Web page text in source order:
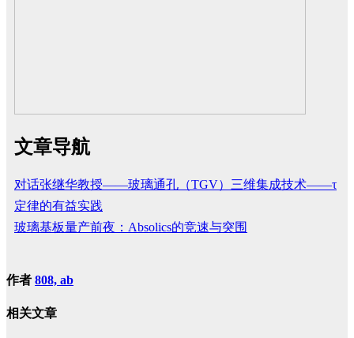
文章导航
对话张继华教授——玻璃通孔（TGV）三维集成技术——τ
定律的有益实践
玻璃基板量产前夜：Absolics的竞速与突围
作者 808, ab
相关文章